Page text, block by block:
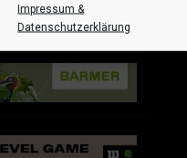
Impressum &
Datenschutzerklärung
Kontakt Sponsoren